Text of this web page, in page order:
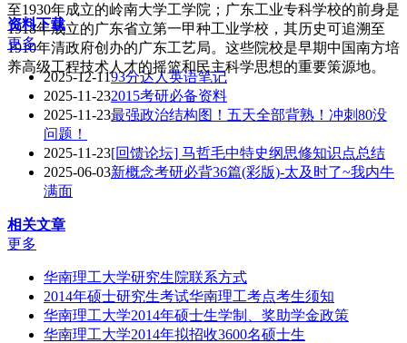
至1930年成立的岭南大学工学院；广东工业专科学校的前身是
1918年成立的广东省立第一甲种工业学校，其历史可追溯至
1910年清政府创办的广东工艺局。这些院校是早期中国南方培
养高级工程技术人才的摇篮和民主科学思想的重要策源地。
资料下载
更多
2025-12-1193分达人英语笔记
2025-11-232015考研必备资料
2025-11-23最强政治结构图！五天全部背熟！冲刺80没
问题！
2025-11-23[回馈论坛] 马哲毛中特史纲思修知识点总结
2025-06-03新概念考研必背36篇(彩版)-太及时了~我内牛
满面
相关文章
更多
华南理工大学研究生院联系方式
2014年硕士研究生考试华南理工考点考生须知
华南理工大学2014年硕士生学制、奖助学金政策
华南理工大学2014年拟招收3600名硕士生